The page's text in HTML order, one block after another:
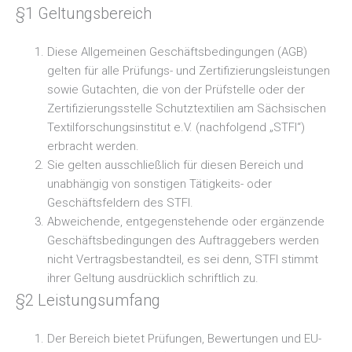
§1 Geltungsbereich
Diese Allgemeinen Geschäftsbedingungen (AGB)
gelten für alle Prüfungs- und Zertifizierungsleistungen
sowie Gutachten, die von der Prüfstelle oder der
Zertifizierungsstelle Schutztextilien am Sächsischen
Textilforschungsinstitut e.V. (nachfolgend „STFI“)
erbracht werden.
Sie gelten ausschließlich für diesen Bereich und
unabhängig von sonstigen Tätigkeits- oder
Geschäftsfeldern des STFI.
Abweichende, entgegenstehende oder ergänzende
Geschäftsbedingungen des Auftraggebers werden
nicht Vertragsbestandteil, es sei denn, STFI stimmt
ihrer Geltung ausdrücklich schriftlich zu.
§2 Leistungsumfang
Der Bereich bietet Prüfungen, Bewertungen und EU-